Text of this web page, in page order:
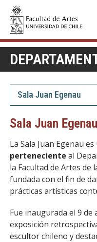
Sala Juan Egenau
Sala Juan Egenau
La Sala Juan Egenau es
perteneciente al
la Facultad de Artes de
fundada con el fin de
prácticas artísticas
Fue inaugurada el 9 de
exposición
escultor chileno y